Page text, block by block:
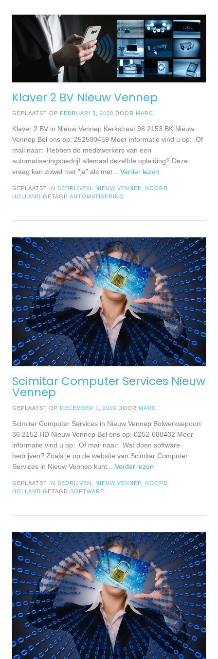
Klaver 2 BV Nieuw Vennep
GEPLAATST OP FEBRUARI 3, 2020 DOOR MARC
Klaver 2 BV in Nieuw Vennep Kerkstraat 98 2153 BK Nieuw
Vennep Bel ons op: 252500459 Meer informatie vind u op: Of
mail naar: Hebben de medewerkers van een
automatiseringsbedrijf allemaal dezelfde opleiding? Deze
vraag kan zowel met “ja” als met ... Verder lezen
GEPLAATST IN BEDRIJVEN NIEUW VENNEP
NOORD
HOLLAND GETAGD AUTOMATISERING
Scimitar Computer Services Nieuw
Vennep
GEPLAATST OP DECEMBER 1, 2019 DOOR MARC
Scimitar Computer Services in Nieuw Vennep Bolwerksepoort
36 2152 HD Nieuw Vennep Bel ons op: 0252-688432 Meer
informatie vind u op: Of mail naar: Wat doen software
bedrijven? Zoals je op de website van Scimitar Computer
Services in Nieuw Vennep kunt... Verder lezen
GEPLAATST IN BEDRIJVEN , NIEUW VENNEP, NOORD
HOLLAND GETAGD SOFTWARE